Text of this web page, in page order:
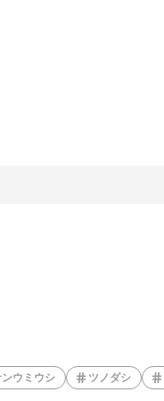
ウミウシ ツノダシ